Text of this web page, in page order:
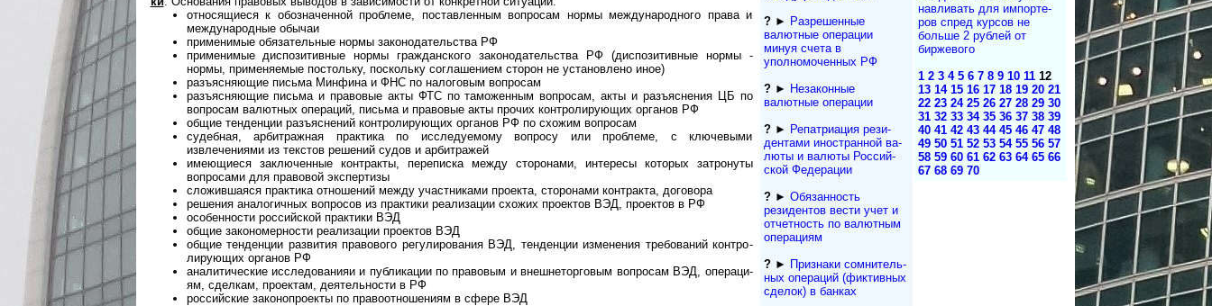
относящиеся к обозначенной проблеме, поставленным вопросам нормы международного права и
международные обычаи
применимые обязательные нормы законодательства РФ
применимые диспозитивные нормы гражданского законодательства РФ (диспозитивные нормы -
нормы, применяемые постольку, поскольку соглашением сторон не установлено иное)
разъясняющие письма Минфина и ФНС по налоговым вопросам
разъясняющие письма и правовые акты ФТС по таможенным вопросам, акты и разъяснения ЦБ по
вопросам валютных операций, письма и правовые акты прочих контролирующих органов РФ
общие тенденции разъяснений контролирующих органов РФ по схожим вопросам
судебная, арбитражная практика по исследуемому вопросу или проблеме, с ключевыми
извлечениями из текстов решений судов и арбитражей
имеющиеся заключенные контракты, переписка между сторонами, интересы которых затронуты
вопросами для правовой экспертизы
сложившаяся практика отношений между участниками проекта, сторонами контракта, договора
решения аналогичных вопросов из практики реализации схожих проектов ВЭД, проектов в РФ
особенности российской практики ВЭД
общие закономерности реализации проектов ВЭД
общие тенденции развития правового регулирования ВЭД, тенденции изменения требований кон­т­ро­
ли­ру­ю­щих органов РФ
аналитические исследованияи и публикации по правовым и внешнеторговым вопросам ВЭД, опе­ра­ци­
ям, сделкам, проектам, деятельности в РФ
российские законопроекты по правоотношениям в сфере ВЭД
?► Разрешенные
валютные операции
минуя счета в
уполномоченных РФ
?► Незаконные
валютные операции
?► Репатриация ре­зи­
ден­та­ми иностранной ва­
лю­ты и валюты Рос­сий­
ской Федерации
?► Обязанность
резиден­тов вести учет и
отчетность по валютным
операциям
?► Признаки сомнитель­
ных операций (фиктивных
сделок) в банках
нав­ли­вать для им­пор­те­
ров спред курсов не
больше 2 рублей от
биржевого
1 2 3 4 5 6 7 8 9 10 11 12
13 14 15 16 17 18 19 20 21
22 23 24 25 26 27 28 29 30
31 32 33 34 35 36 37 38 39
40 41 42 43 44 45 46 47 48
49 50 51 52 53 54 55 56 57
58 59 60 61 62 63 64 65 66
67 68 69 70